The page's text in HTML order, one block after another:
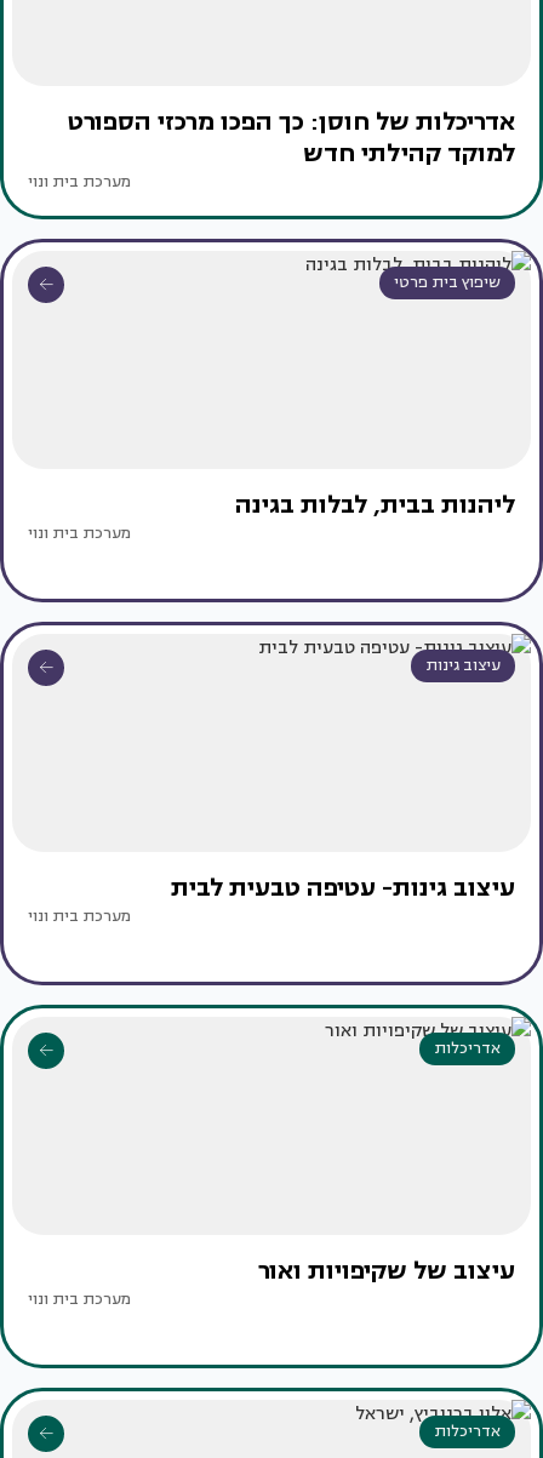
אדריכלות של חוסן: כך הפכו מרכזי הספורט
למוקד קהילתי חדש
מערכת בית ונוי
שיפוץ בית פרטי
ליהנות בבית, לבלות בגינה
מערכת בית ונוי
עיצוב גינות
עיצוב גינות- עטיפה טבעית לבית
מערכת בית ונוי
אדריכלות
עיצוב של שקיפויות ואור
מערכת בית ונוי
אדריכלות